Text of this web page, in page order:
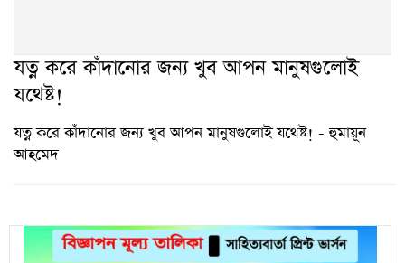
যত্ন করে কাঁদানোর জন্য খুব আপন মানুষগুলোই
যথেষ্ট!
যত্ন করে কাঁদানোর জন্য খুব আপন মানুষগুলোই যথেষ্ট! - হুমায়ূন
আহমেদ